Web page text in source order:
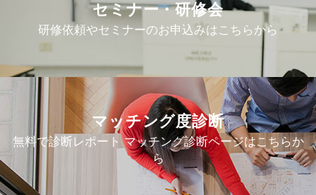
セミナー・研修会
研修依頼やセミナーのお申込みはこちらから
マッチング度診断
無料で診断レポート マッチング診断ページはこちらか
ら